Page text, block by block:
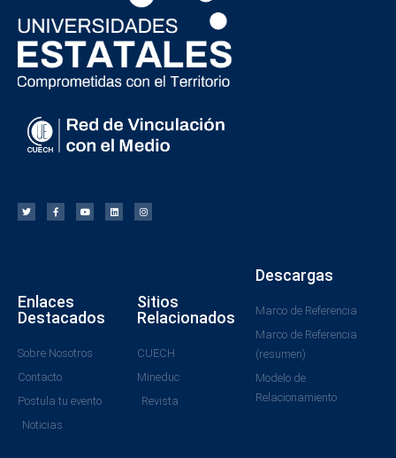
Enlaces
Destacados
Sobre Nosotros
Contacto
Postula tu evento
Noticias
Sitios
Relacionados
CUECH
Mineduc
Revista
Descargas
Marco de Referencia
Marco de Referencia
(resumen)
Modelo de
Relacionamiento